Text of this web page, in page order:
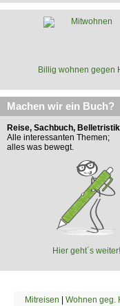
Billig wohnen gegen
Machen wir ein Buch?
Reise, Sachbuch,
Alle interessanten Themen;
alles was bewegt.
Hier geht´s weiter!
Mitreisen | Wohnen geg.